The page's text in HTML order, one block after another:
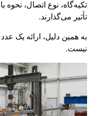
تکیه‌گاه، نوع اتصال، نحوه
تأثیر می‌گذارند.
به همین دلیل، ارائه یک
نیست.